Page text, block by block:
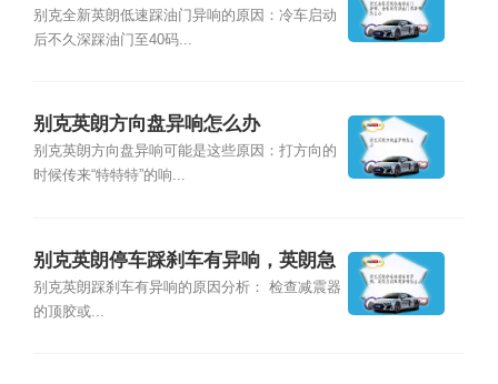
英朗踩油门有异响怎么办
别克全新英朗低速踩油门异响的原因：冷车启动
后不久深踩油门至40码...
别克英朗方向盘异响怎么办
别克英朗方向盘异响可能是这些原因：打方向的
时候传来“特特特”的响...
别克英朗停车踩刹车有异响，英朗急
刹车有异响怎么办
别克英朗踩刹车有异响的原因分析： 检查减震器
的顶胶或...